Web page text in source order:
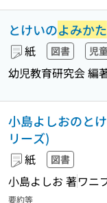
とけいのよみかた
紙 図書 児
幼児教育研究会 編
小島よしおのと
リーズ)
紙 図書
小島よしお 著ワニ
要約等